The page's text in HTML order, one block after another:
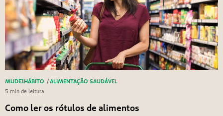
MUDE1HÁBITO /ALIMENTAÇÃO SAUDÁVEL
5 min de leitura
Como ler os rótulos de alimentos